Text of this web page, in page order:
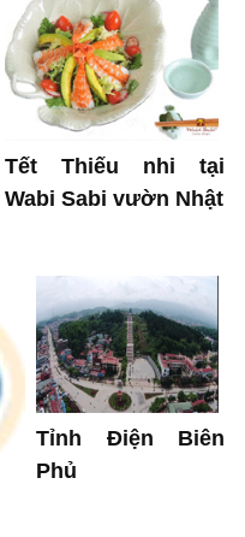
Tết Thiếu nhi tại
Wabi Sabi vườn Nhật
Tỉnh Điện Biên
Phủ